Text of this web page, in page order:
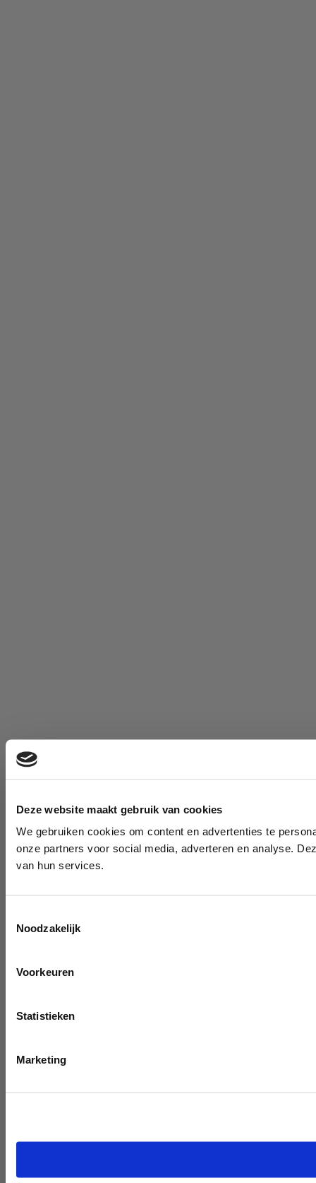
Deze website maakt gebruik van cookies
We gebruiken cookies om content en advertenties te
onze partners voor social media, adverteren en analyse.
van hun services.
Noodzakelijk
Voorkeuren
Statistieken
Marketing